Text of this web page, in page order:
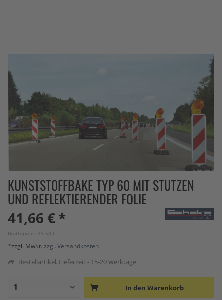
KUNSTSTOFFBAKE TYP 60 MIT STUTZEN
UND REFLEKTIERENDER FOLIE
41,66 € *
Bruttopreis: 49,58 €
*zzgl. MwSt. zzgl. Versandkosten
Bestellartikel. Lieferzeit - 15-20 Werktage
In den Warenkorb